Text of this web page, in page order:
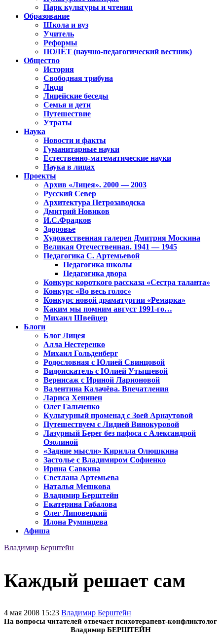
Парк культуры и чтения
Образование
Школа и вуз
Учитель
Реформы
ПОЛЁТ (научно-педагогический вестник)
Общество
История
Свободная трибуна
Люди
Лицейские беседы
Семья и дети
Путешествие
Утраты
Наука
Новости и факты
Гуманитарные науки
Естественно-математические науки
Наука в лицах
Проекты
Архив «Лицея». 2000 — 2003
Русский Север
Архитектура Петрозаводска
Дмитрий Новиков
И.С.Фрадков
Здоровье
Художественная галерея Дмитрия Москина
Великая Отечественная. 1941 — 1945
Педагогика С. Артемьевой
Педагогика школы
Педагогика двора
Конкурс короткого рассказа «Сестра таланта»
Конкурс «Во весь голос»
Конкурс новой драматургии «Ремарка»
Каким мы помним август 1991-го…
Михаил Швейцер
Блоги
Блог Лицея
Алла Нестеренко
Михаил Гольденберг
Родословная с Юлией Свинцовой
Видоискатель с Юлией Утышевой
Вернисаж с Ириной Ларионовой
Валентина Калачёва. Впечатления
Лариса Хенинен
Олег Гальченко
Культурный променад с Зоей Арнаутовой
Путешествуем с Лидией Винокуровой
Лазурный Берег без пафоса с Александрой
Озолиной
«Задние мысли» Кирилла Олюшкина
Застолье с Владимиром Софиенко
Ирина Савкина
Светлана Артемьева
Наталья Мешкова
Владимир Берштейн
Екатерина Габалова
Олег Липовецкий
Илона Румянцева
Афиша
Владимир Берштейн
Каждый решает сам
4 мая 2008 15:23 Владимир Берштейн
На вопросы читателей отвечает психотерапевт-конфликтолог
Владимир БЕРШТЕЙН